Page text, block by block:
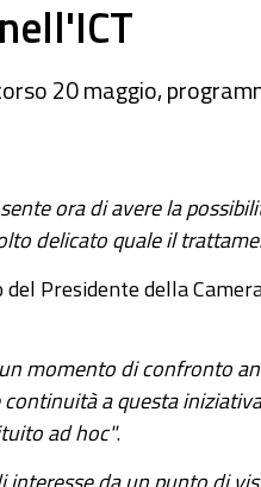
20 maggio,
ora di avere la
delicato quale il
Presidente della
momento di confronto
a questa
ad hoc".
da un punto di